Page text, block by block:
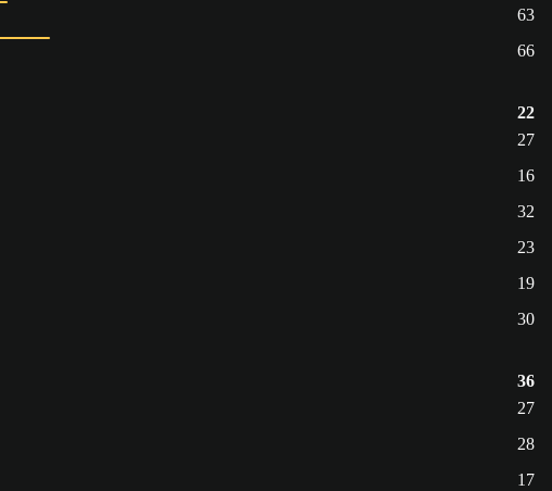
63
66
22
27
16
32
23
19
30
36
27
28
17